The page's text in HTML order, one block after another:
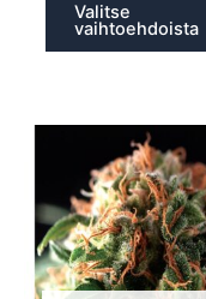
Valitse
vaihtoehdoista